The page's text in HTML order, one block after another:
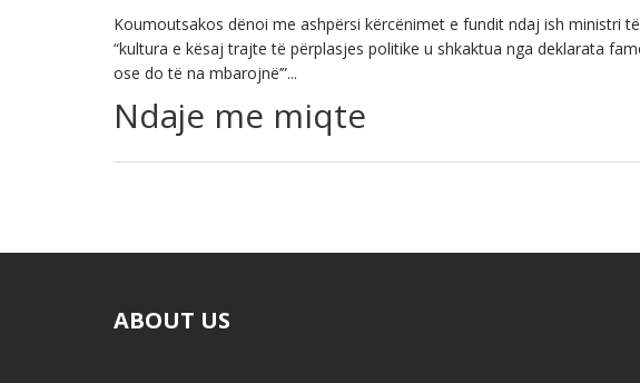
Koumoutsakos dënoi me ashpërsi kërcënimet e fundit ndaj ish ministri
“kultura e kësaj trajte të përplasjes politike u shkaktua nga deklarata
ose do të na mbarojnë’”...
Ndaje me miqte
ABOUT US